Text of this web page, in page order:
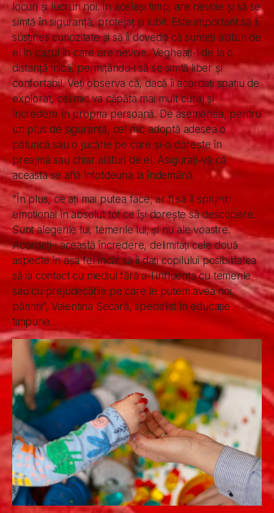
locuri și lucruri noi. În același timp, are nevoie și să se
simtă în siguranță, protejaț și iubit. Este important să îi
susțineți curiozitate și să îi dovediți că sunteți alături de
el în cazul în care are nevoie. Vegheați-l de la o
distanță mică, permițându-i să se simtă liber și
confortabil. Veți observa că, dacă îi acordați spațiu de
explorat, cel mic va căpăta mai mult curaj și
încredere în propria persoană. De asemenea, pentru
un plus de siguranță, cel mic adoptă adesea o
păturică sau o jucărie pe care și-o dorește în
preajmă sau chiar alături de el. Asigurați-vă că
aceasta se află întotdeuna la îndemână.
”În plus, ce ați mai putea face, ar fi să îl sprijiniți
emotional în absolut tot ce își dorește să descopere.
Sunt alegerile lui, temerile lui, și nu ale voastre.
Acordați-i această încredere, delimitați cele două
aspecte în așa fel încât să îi dați copilului posibilitatea
să ia contact cu mediul fără a-l influența cu temerile
sau cu prejudecățile pe care le putem avea noi,
părinții”, Valentina Secară, specialist în educație
timpurie.